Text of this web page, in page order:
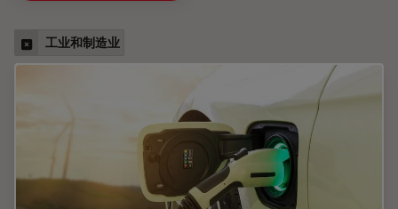
工业和制造业